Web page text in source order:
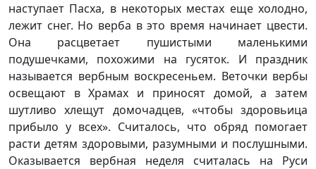
наступает Пасха, в некоторых местах еще холодно,
лежит снег. Но верба в это время начинает цвести.
Она расцветает пушистыми маленькими
подушечками, похожими на гусяток. И праздник
называется вербным воскресеньем. Веточки вербы
освещают в Храмах и приносят домой, а затем
шутливо хлещут домочадцев, «чтобы здоровьица
прибыло у всех». Считалось, что обряд помогает
расти детям здоровыми, разумными и послушными.
Оказывается вербная неделя считалась на Руси